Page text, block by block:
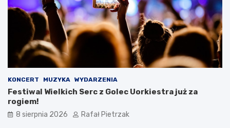
KONCERT MUZYKA WYDARZENIA
Festiwal Wielkich Serc z Golec Uorkiestra już za
rogiem!
8 sierpnia 2026 Rafał Pietrzak